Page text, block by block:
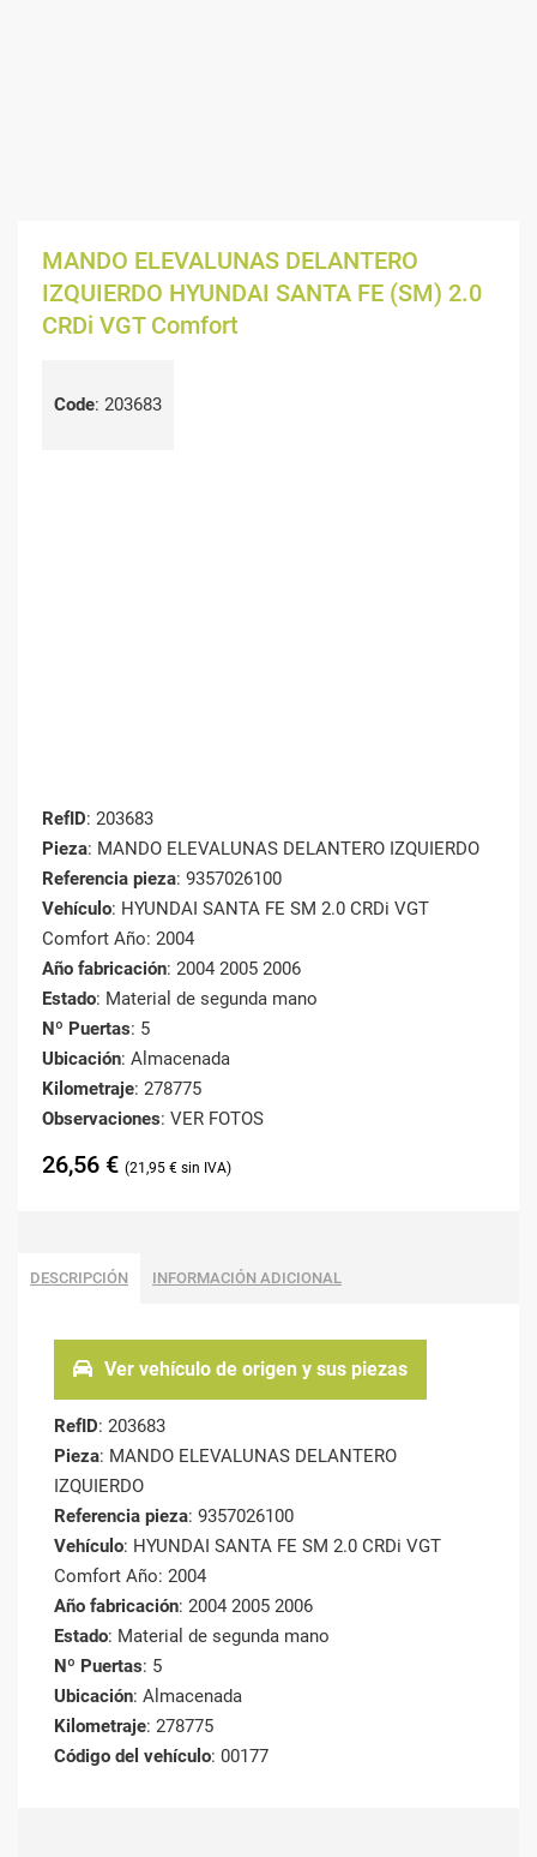
MANDO ELEVALUNAS DELANTERO
IZQUIERDO HYUNDAI SANTA FE (SM) 2.0
CRDi VGT Comfort
Code: 203683
RefID: 203683
Pieza: MANDO ELEVALUNAS DELANTERO IZQUIERDO
Referencia pieza: 9357026100
Vehículo: HYUNDAI SANTA FE SM 2.0 CRDi VGT
Comfort Año: 2004
Año fabricación: 2004 2005 2006
Estado: Material de segunda mano
Nº Puertas: 5
Ubicación: Almacenada
Kilometraje: 278775
Observaciones: VER FOTOS
26,56 € 21,95 €
DESCRIPCIÓN INFORMACIÓN ADICIONAL
Ver vehículo de origen y sus piezas
RefID: 203683
Pieza: MANDO ELEVALUNAS DELANTERO
IZQUIERDO
Referencia pieza: 9357026100
Vehículo: HYUNDAI SANTA FE SM 2.0 CRDi VGT
Comfort Año: 2004
Año fabricación: 2004 2005 2006
Estado: Material de segunda mano
Nº Puertas: 5
Ubicación: Almacenada
Kilometraje: 278775
Código del vehículo: 00177